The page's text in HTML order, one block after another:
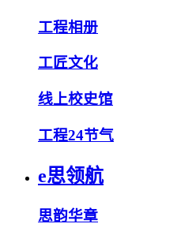
工程相册
工匠文化
线上校史馆
工程24节气
e思领航
思韵华章